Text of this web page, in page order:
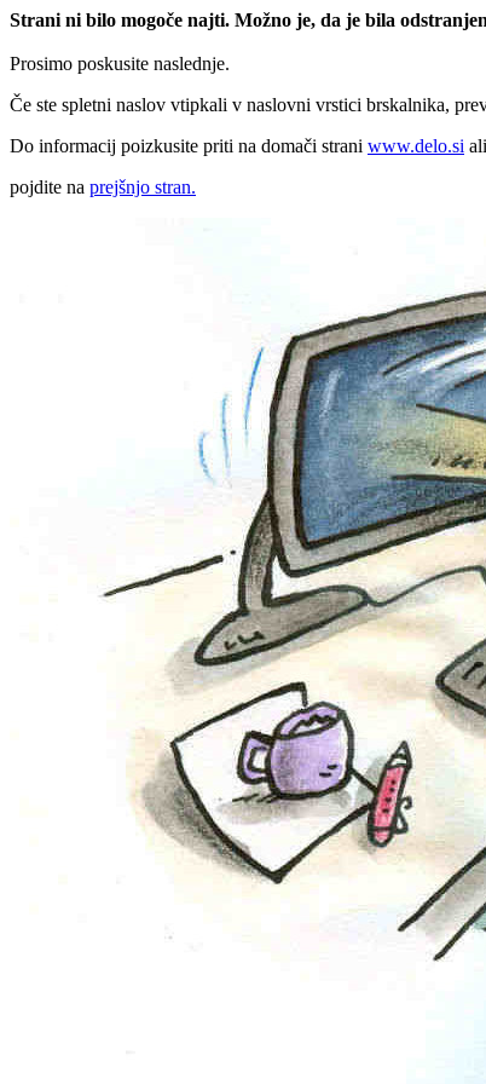
Strani ni bilo mogoče najti. Možno je, da je bila
Prosimo poskusite naslednje.
Če ste spletni naslov vtipkali v naslovni vrstici brskalnika,
Do informacij poizkusite priti na domači strani www.delo.si ali
pojdite na prejšnjo stran.